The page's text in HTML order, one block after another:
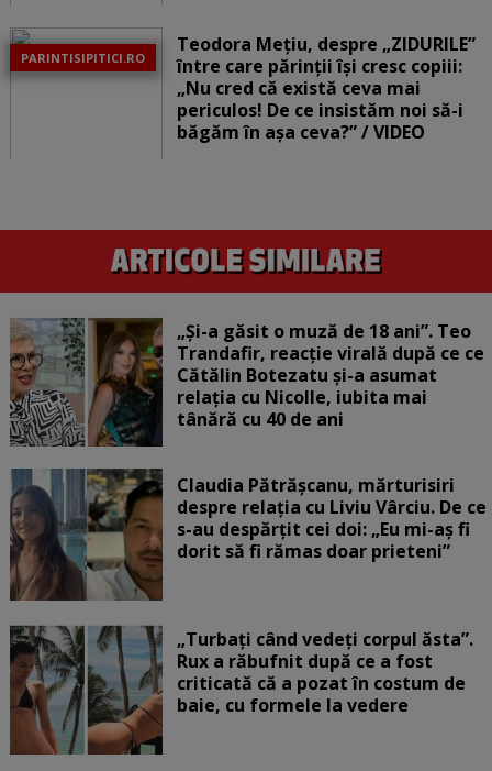
PARINTISIPITICI.RO
Teodora Mețiu, despre „ZIDURILE”
între care părinții își cresc copiii:
„Nu cred că există ceva mai
periculos! De ce insistăm noi să-i
băgăm în așa ceva?” / VIDEO
„Și-a găsit o muză de 18 ani”. Teo
Trandafir, reacție virală după ce ce
Cătălin Botezatu și-a asumat
relația cu Nicolle, iubita mai
tânără cu 40 de ani
Claudia Pătrășcanu, mărturisiri
despre relația cu Liviu Vârciu. De ce
s-au despărțit cei doi: „Eu mi-aș fi
dorit să fi rămas doar prieteni”
„Turbați când vedeți corpul ăsta”.
Rux a răbufnit după ce a fost
criticată că a pozat în costum de
baie, cu formele la vedere